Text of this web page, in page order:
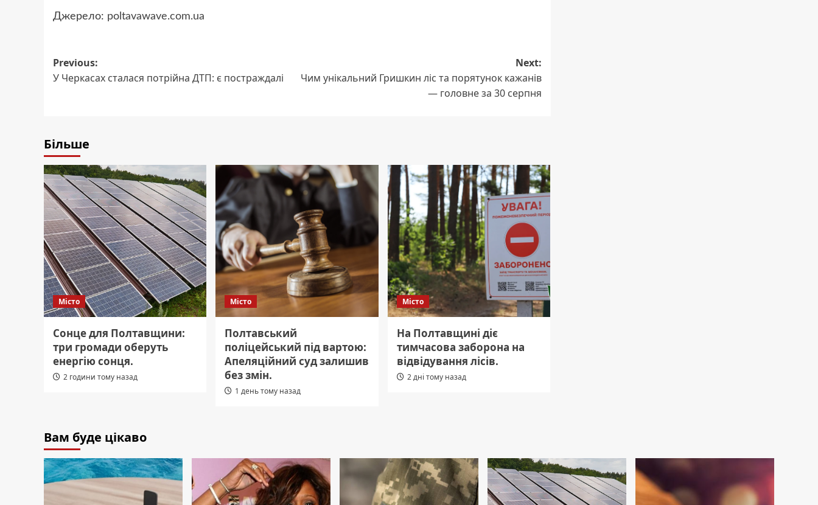
Джерело: poltavawave.com.ua
Post
navigation
Previous:
У Черкасах сталася потрійна ДТП: є постраждалі
Next:
Чим унікальний Гришкин ліс та порятунок кажанів
— головне за 30 серпня
Більше
Місто
Сонце для Полтавщини:
три громади оберуть
енергію сонця.
2 години тому назад
Місто
Полтавський
поліцейський під вартою:
Апеляційний суд залишив
без змін.
1 день тому назад
Місто
На Полтавщині діє
тимчасова заборона на
відвідування лісів.
2 дні тому назад
Вам буде цікаво